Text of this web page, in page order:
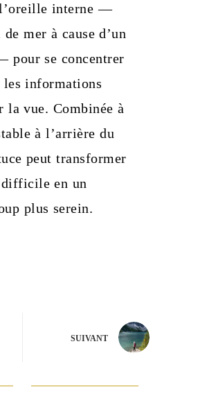
interne —
mer à cause d’un
pour se concentrer
les informations
la vue. Combinée à
à l’arrière du
peut transformer
difficile en un
plus serein.
SUIVANT